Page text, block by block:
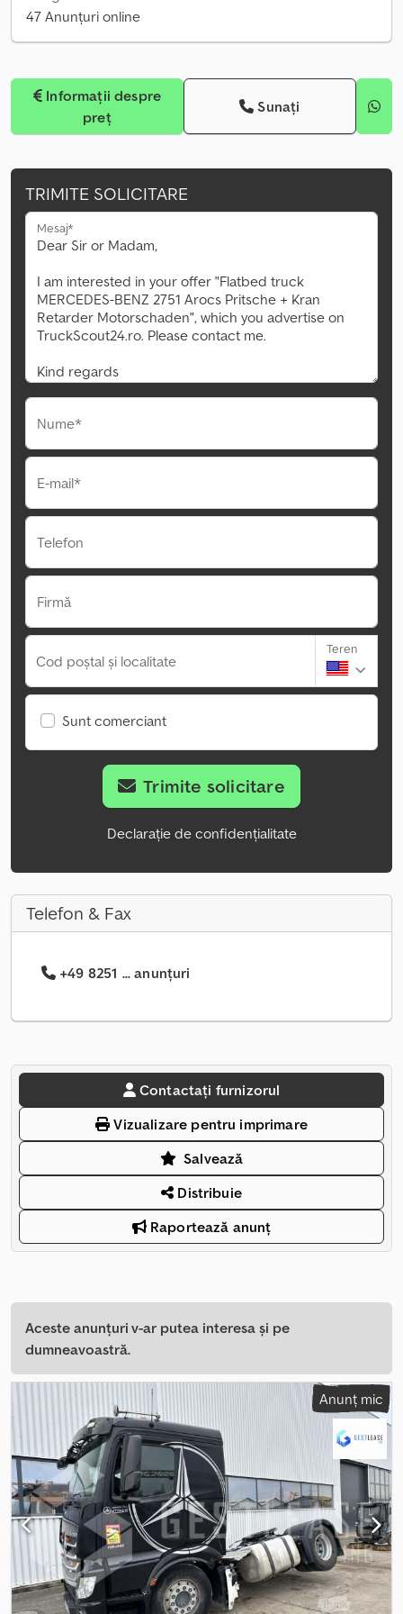
47 Anunțuri online
preț
Sunați
TRIMITE SOLICITARE
Mesaj*
Nume*
E-mail*
Telefon
Firmă
Cod poștal și localitate
Teren
Sunt comerciant
Trimite solicitare
Declarație de confidențialitate
Telefon & Fax
+49 8251 ... anunțuri
Contactați furnizorul
Vizualizare pentru imprimare
Salvează
Distribuie
Raportează anunț
Aceste anunțuri v-ar putea interesa și pe
dumneavoastră.
Anunț mic